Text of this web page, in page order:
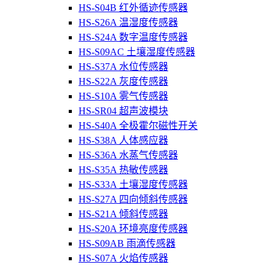
HS-S04B 红外循迹传感器
HS-S26A 温湿度传感器
HS-S24A 数字温度传感器
HS-S09AC 土壤湿度传感器
HS-S37A 水位传感器
HS-S22A 灰度传感器
HS-S10A 雾气传感器
HS-SR04 超声波模块
HS-S40A 全极霍尔磁性开关
HS-S38A 人体感应器
HS-S36A 水蒸气传感器
HS-S35A 热敏传感器
HS-S33A 土壤湿度传感器
HS-S27A 四向倾斜传感器
HS-S21A 倾斜传感器
HS-S20A 环境亮度传感器
HS-S09AB 雨滴传感器
HS-S07A 火焰传感器